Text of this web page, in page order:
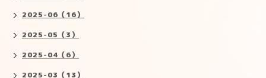
2025-06（16）
2025-05（3）
2025-04（6）
2025-03（13）